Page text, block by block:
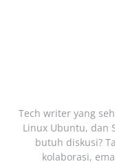
Tech writer yang
Linux Ubuntu, dan
butuh diskusi?
kolaborasi,